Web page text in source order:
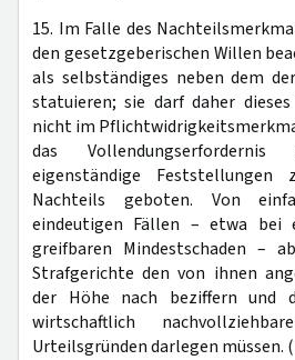
15. Im Falle des
den gesetzgeberischen Willen
als selbständiges neben dem
statuieren; sie darf daher
nicht im
das
eigenständige Feststellungen
Nachteils geboten. Von
eindeutigen Fällen – etwa bei
greifbaren Mindestschaden –
Strafgerichte den von ihnen
der Höhe nach beziffern und
wirtschaftlich
Urteilsgründen darlegen müssen.